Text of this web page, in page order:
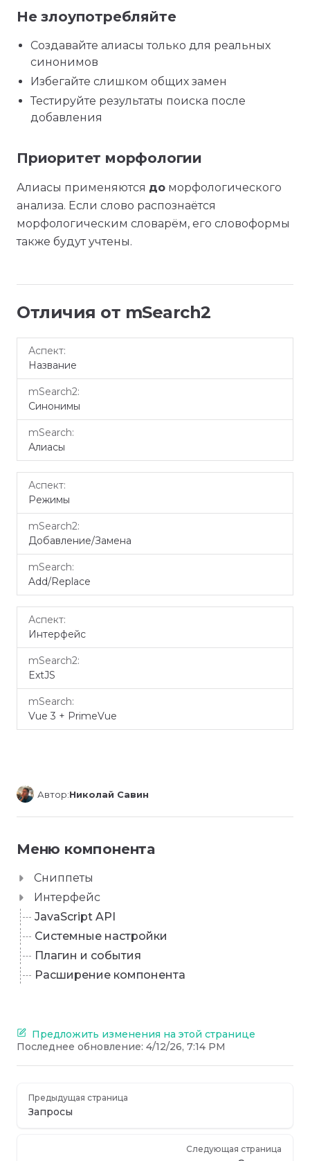
Не злоупотребляйте
Создавайте алиасы только для реальных
синонимов
Избегайте слишком общих замен
Тестируйте результаты поиска после
добавления
Приоритет морфологии
Алиасы применяются до морфологического
анализа. Если слово распознаётся
морфологическим словарём, его словоформы
также будут учтены.
Отличия от mSearch2
Аспект
Название
Синонимы
Алиасы
Режимы
Добавление/Замена
Add/Replace
Интерфейс
ExtJS
Vue 3 + PrimeVue
Автор:Николай Савин
Меню компонента
Сниппеты
Интерфейс
JavaScript API
Системные настройки
Плагин и события
Расширение компонента
Предложить изменения на этой странице
Последнее обновление: 4/12/26, 7:14 PM
Предыдущая страница
Запросы
Следующая страница